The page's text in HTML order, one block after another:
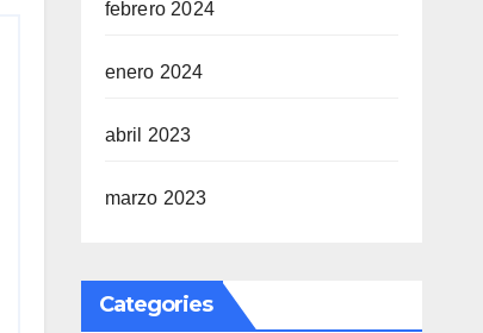
febrero 2024
enero 2024
abril 2023
marzo 2023
Categories